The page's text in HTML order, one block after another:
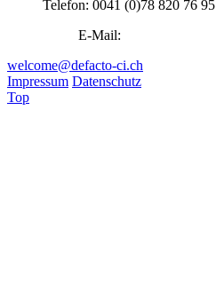
Telefon: 0041 (0)78 820 76 95
E-Mail:
welcome@defacto-ci.ch
Impressum Datenschutz
Top